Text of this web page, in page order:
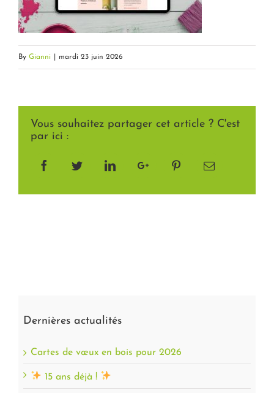
By Gianni mardi 23 juin 2026
Vous souhaitez partager cet article ? C'est
par ici :
FacebookTwitterLinkedInGoogle+ PinterestEmail
Dernières actualités
Cartes de vœux en bois pour 2026
15 ans déjà !